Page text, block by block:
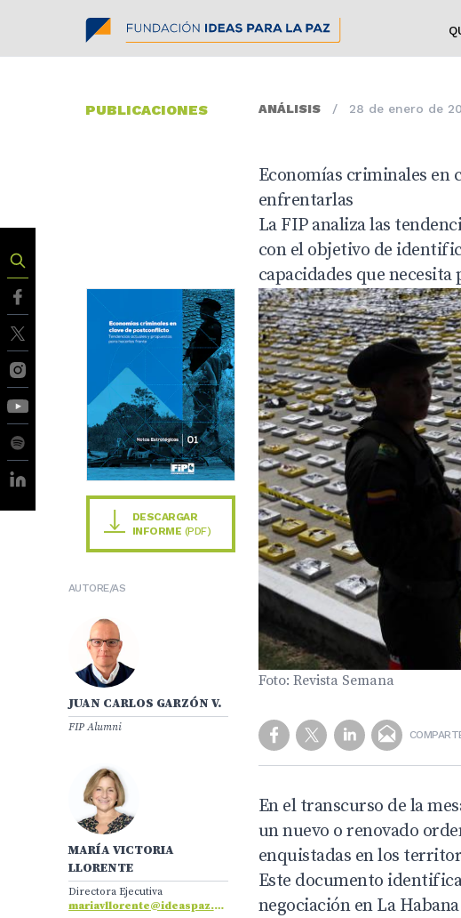
PUBLICACIONES ANÁLISIS / 28 de enero de
Economías criminales en
enfrentarlas
La FIP analiza las
con el objetivo de
capacidades que
Foto: Revista Semana
DESCARGAR
INFORME (PDF)
AUTORE/AS
JUAN CARLOS GARZÓN V.
FIP Alumni
MARÍA VICTORIA
LLORENTE
Directora Ejecutiva
mariavllorente@ideaspaz.org
En el transcurso de la
un nuevo o renovado
enquistadas en los
Este documento
negociación en La